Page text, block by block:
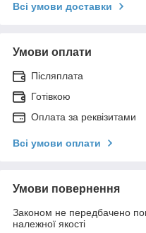
Всі умови доставки
Умови оплати
Післяплата
Готівкою
Оплата за реквізитами
Всі умови оплати
Умови повернення
Законом не передбачено
належної якості